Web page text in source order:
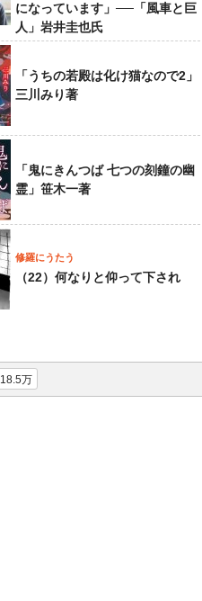
になっています」──「風車と巨
人」岩井圭也氏
「うちの若殿は化け猫なので2」
三川みり著
「鬼にきんつば 七つの刻鐘の幽
霊」笹木一著
修羅にうたう
（22）何なりと仰って下され
18.5万